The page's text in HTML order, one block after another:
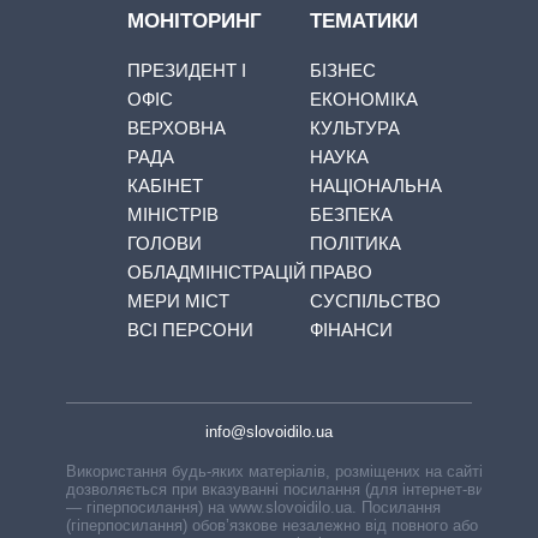
МОНІТОРИНГ
ПРЕЗИДЕНТ І
ОФІС
ВЕРХОВНА
РАДА
КАБІНЕТ
МІНІСТРІВ
ГОЛОВИ
ОБЛАДМІНІСТРАЦІЙ
МЕРИ МІСТ
ВСІ ПЕРСОНИ
ТЕМАТИКИ
БІЗНЕС
ЕКОНОМІКА
КУЛЬТУРА
НАУКА
НАЦІОНАЛЬНА
БЕЗПЕКА
ПОЛІТИКА
ПРАВО
СУСПІЛЬСТВО
ФІНАНСИ
info@slovoidilo.ua
Використання будь-яких матеріалів, розміщених на сайті,
дозволяється при вказуванні посилання (для інтернет-видань
— гіперпосилання) на www.slovoidilo.ua. Посилання
(гіперпосилання) обов’язкове незалежно від повного або